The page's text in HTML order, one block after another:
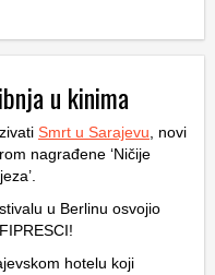
u kinima
Smrt u Sarajevu , novi
nagrađene ‘Ničije
u Berlinu osvojio
hotelu koji